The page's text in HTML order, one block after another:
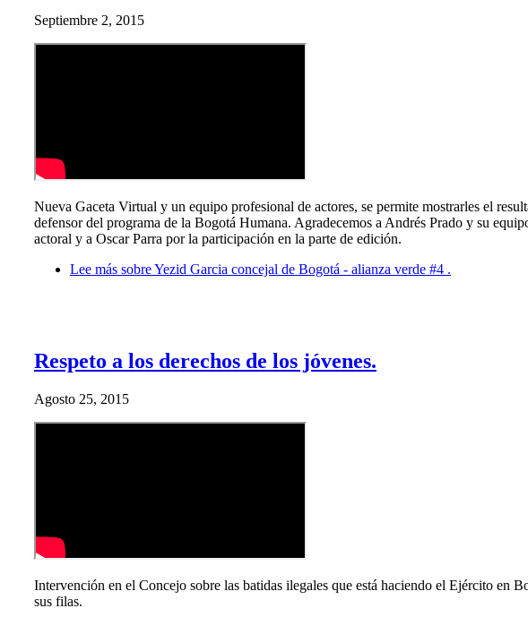
Septiembre 2, 2015
Nueva Gaceta Virtual y un equipo profesional de actores, se permite mostrarles el
defensor del programa de la Bogotá Humana. Agradecemos a Andrés Prado y su
actoral y a Oscar Parra por la participación en la parte de edición.
Lee más sobre Yezid Garcia concejal de Bogotá - alianza verde #4 .
Respeto a los derechos de los jóvenes.
Agosto 25, 2015
Intervención en el Concejo sobre las batidas ilegales que está haciendo el Ejército en
sus filas.